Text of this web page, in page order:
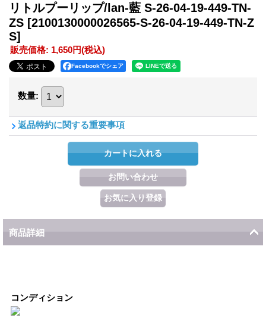
リトルプーリップ/lan-藍 S-26-04-19-449-TN-
ZS [2100130000026565-S-26-04-19-449-TN-Z
S]
販売価格: 1,650円(税込)
Facebookでシェア
数量:
返品特約に関する重要事項
商品詳細
コンディション